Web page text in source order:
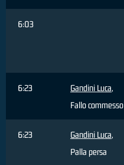
6:03
6:23 Gandini Luca,
Fallo commesso
6:23 Gandini Luca,
Palla persa